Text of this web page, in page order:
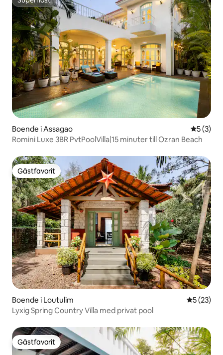
Superhost
Boende i Assagao 5 av 5 i
5 (3)
Romini Luxe 3BR PvtPoolVilla|15 minuter till Ozran Beach
Gästfavorit
Gästfavorit
Boende i Loutulim 5 av 5 i
5 (23)
Lyxig Spring Country Villa med privat pool
Gästfavorit
Gästfavorit